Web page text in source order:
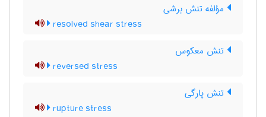
مؤلفه تنش برشی
resolved shear stress
تنش معکوس
reversed stress
تنش پارگی
rupture stress